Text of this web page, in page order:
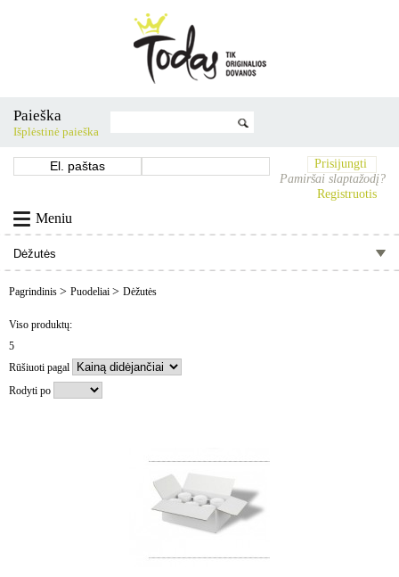
Paieška
Išplėstinė paieška
Prisijungti
Pamiršai slaptažodį?
Registruotis
Meniu
Pagrindinis > Puodeliai > Dėžutės
Viso produktų:
5
Rūšiuoti pagal
Rodyti po